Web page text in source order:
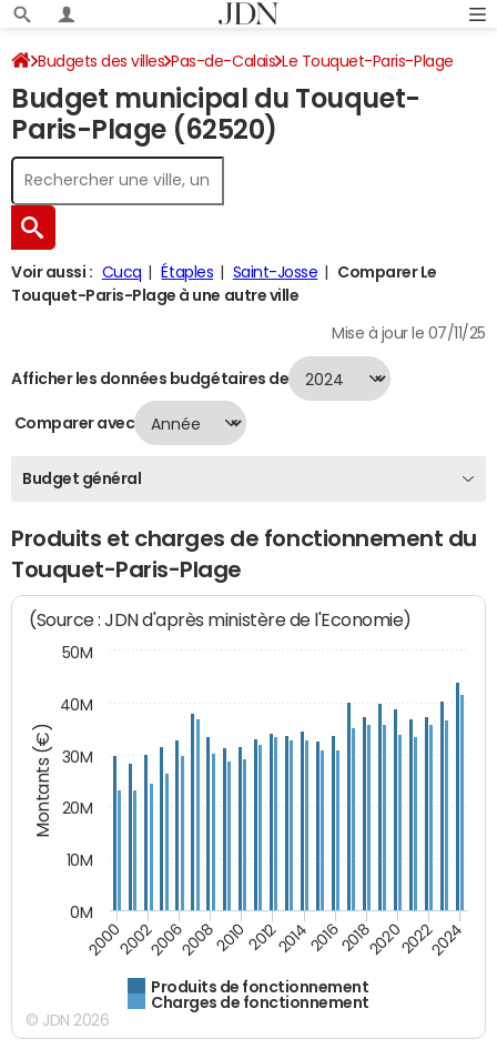
Budgets des villes Pas-de-Calais Le Touquet-Paris-Plage
Budget 2024
Budget municipal du Touquet-
Paris-Plage (62520)
Voir aussi : Cucq Étaples Saint-Josse
Comparer Le
Touquet-Paris-Plage à une autre ville
Mise à jour le 07/11/25
Afficher les données budgétaires de
Comparer avec
Budget général
Produits et charges de fonctionnement du
Touquet-Paris-Plage
Montants (€)
(Source : JDN d'après ministère de l'Economie)
Produits de fonctionnement
Charges de fonctionnement
200020022006200820102012201420162018202020222024
0M
10M
20M
30M
40M
50M
© JDN 2026